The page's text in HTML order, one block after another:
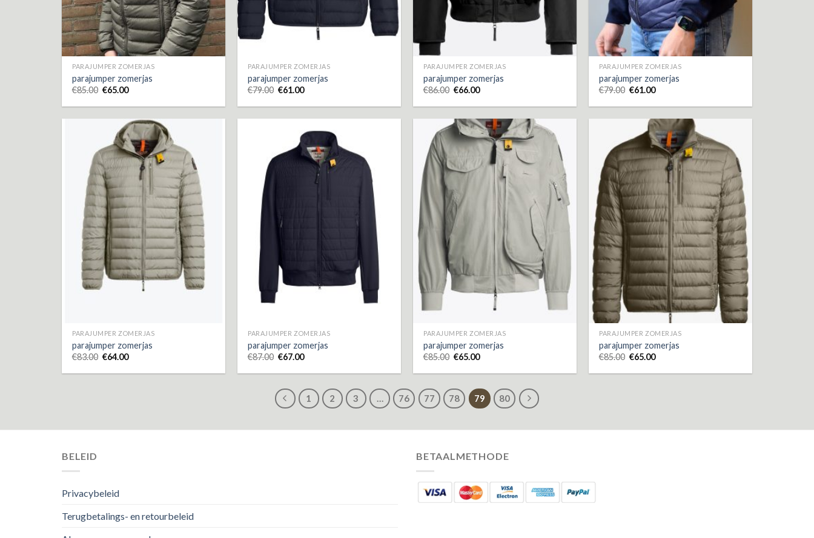
PARAJUMPER ZOMERJAS
parajumper zomerjas
€85.00 €65.00
PARAJUMPER ZOMERJAS
parajumper zomerjas
€79.00 €61.00
PARAJUMPER ZOMERJAS
parajumper zomerjas
€86.00 €66.00
PARAJUMPER ZOMERJAS
parajumper zomerjas
€79.00 €61.00
PARAJUMPER ZOMERJAS
parajumper zomerjas
€83.00 €64.00
PARAJUMPER ZOMERJAS
parajumper zomerjas
€87.00 €67.00
PARAJUMPER ZOMERJAS
parajumper zomerjas
€85.00 €65.00
PARAJUMPER ZOMERJAS
parajumper zomerjas
€85.00 €65.00
1 2 3 … 76 77 78 79 80
BELEID
Privacybeleid
Terugbetalings- en retourbeleid
BETAALMETHODE